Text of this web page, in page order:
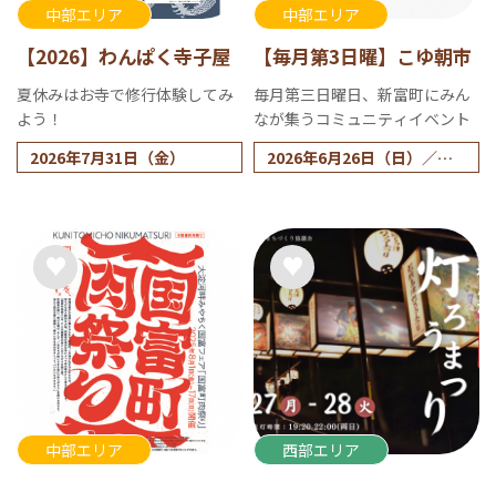
中部エリア
【2026】わんぱく寺子屋
夏休みはお寺で修行体験してみ
よう！
2026年7月31日（金）
中部エリア
【毎月第3日曜】こゆ朝市
毎月第三日曜日、新富町にみん
なが集うコミュニティイベント
2026年6月26日（日）／毎
中部エリア 西部エリア